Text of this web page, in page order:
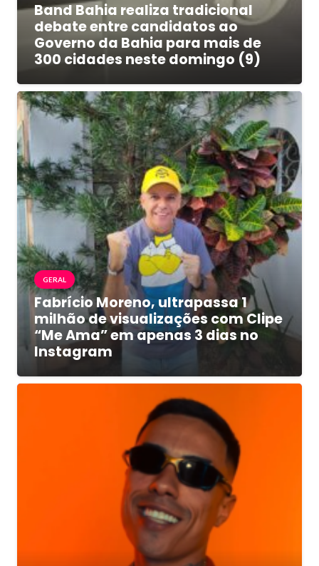
Band Bahia realiza tradicional
debate entre candidatos ao
Governo da Bahia para mais de
300 cidades neste domingo (9)
GERAL
Fabrício Moreno, ultrapassa 1
milhão de visualizações com Clipe
“Me Ama” em apenas 3 dias no
Instagram